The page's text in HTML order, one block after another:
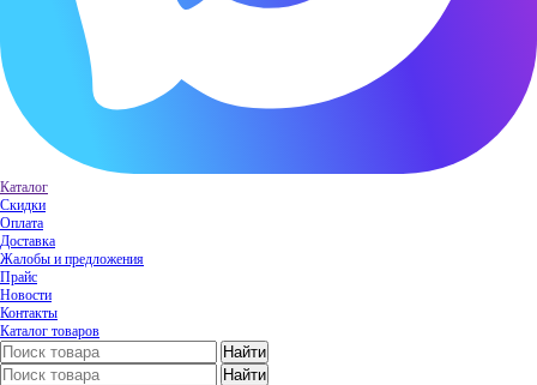
Каталог
Скидки
Оплата
Доставка
Жалобы и предложения
Прайс
Новости
Контакты
Каталог товаров